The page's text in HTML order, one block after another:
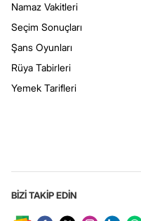
Namaz Vakitleri
Seçim Sonuçları
Şans Oyunları
Rüya Tabirleri
Yemek Tarifleri
BİZİ TAKİP EDİN